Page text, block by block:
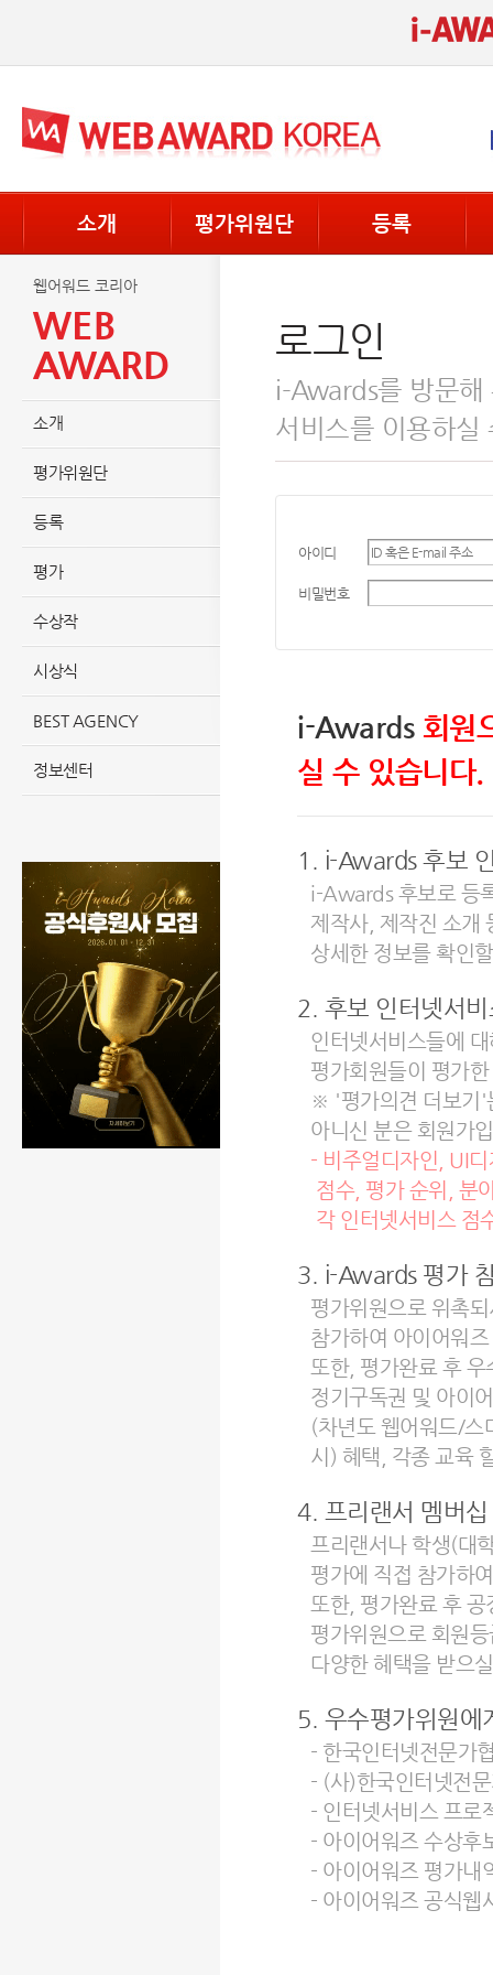
소개 평가위원단 등록
로그인
i-Awards를 방문해
서비스를 이용하실
아이디
비밀번호
i-Awards 회원
실 수 있습니다.
1. i-Awards 후보
i-Awards 후보로 등
제작사, 제작진 소개
상세한 정보를 확인
2. 후보 인터넷서
인터넷서비스들에
평가회원들이 평가
※ '평가의견 더보기'
아니신 분은 회원가
- 비주얼디자인, UI
점수, 평가 순위, 분
각 인터넷서비스 점
3. i-Awards 평가
평가위원으로 위촉
참가하여 아이어워
또한, 평가완료 후
정기구독권 및 아이
(차년도 웹어워드/스
시) 혜택, 각종 교육
4. 프리랜서 멤버
프리랜서나 학생(대
평가에 직접 참가하
또한, 평가완료 후
평가위원으로 회원
다양한 혜택을 받으
5. 우수평가위원에
- 한국인터넷전문가
- (사)한국인터넷전
- 인터넷서비스 프로
- 아이어워즈 수상후
- 아이어워즈 평가내
- 아이어워즈 공식웹
웹어워드 코리아
WEB
AWARD
소개
평가위원단
등록
평가
수상작
시상식
BEST AGENCY
정보센터